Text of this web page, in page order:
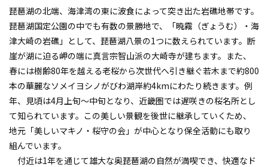
琵琶湖の北端、海津湾の東に波食によって突き出た岩礁地帯です。
琵琶湖国定公園の中でも有数の景勝地で、「暁霧（ぎょうむ）・海
津大崎の岩礁」として、琵琶湖八景の1つに数えられています。断
崖が湖に迫る岬の端に真言宗智山派の大崎寺が建ちます。また、
春には樹齢80年を越える老桜から次世代へ引き継ぐ若木まで約800
本の華麗なソメイヨシノがびわ湖岸約4kmにわたり続きます。例
年、見頃は4月上旬～中旬となり、近畿圏では遅咲きの桜名所とし
て知られています。この美しい景観を後世に継承していくため、
地元「美しいマキノ・桜守の会」が中心となり保全活動にも取り
組んでいます。
付近は1年を通じて雄大な奥琵琶湖の自然が満喫でき、快適なド